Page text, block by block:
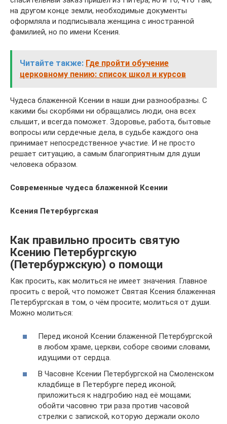
на другом конце земли, необходимые документы
оформляла и подписывала женщина с иностранной
фамилией, но по имени Ксения.
Читайте также: Где пройти обучение
церковному пению: список школ и курсов
Чудеса блаженной Ксении в наши дни разнообразны. С
какими бы скорбями ни обращались люди, она всех
слышит, и всегда поможет. Здоровье, работа, бытовые
вопросы или сердечные дела, в судьбе каждого она
принимает непосредственное участие. И не просто
решает ситуацию, а самым благоприятным для души
человека образом.
Современные чудеса блаженной Ксении
Ксения Петербургская
Как правильно просить святую
Ксению Петербургскую
(Петербуржскую) о помощи
Как просить, как молиться не имеет значения. Главное
просить с верой, что поможет Святая Ксения блаженная
Петербургская в том, о чём просите; молиться от души.
Можно молиться:
Перед иконой Ксении блаженной Петербургской
в любом храме, церкви, соборе своими словами,
идущими от сердца.
В Часовне Ксении Петербургской на Смоленском
кладбище в Петербурге перед иконой;
приложиться к надгробию над её мощами;
обойти часовню три раза против часовой
стрелки с запиской, которую держали около